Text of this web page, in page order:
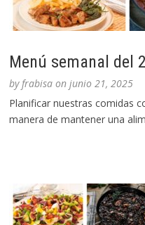
Menú semanal del
byfrabisa onjunio 21, 2025
Planificar nuestras comidas
manera de mantener una